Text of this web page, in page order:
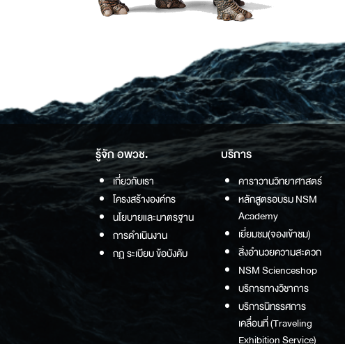
รู้จัก อพวช.
เกี่ยวกับเรา
โครงสร้างองค์กร
นโยบายและมาตรฐาน
การดำเนินงาน
กฏ ระเบียบ ข้อบังคับ
บริการ
คาราวานวิทยาศาสตร์
หลักสูตรอบรม NSM
Academy
เยี่ยมชม(จองเข้าชม)
สิ่งอำนวยความสะดวก
NSM Scienceshop
บริการทางวิชาการ
บริการนิทรรศการ
เคลื่อนที่ (Traveling
Exhibition Service)